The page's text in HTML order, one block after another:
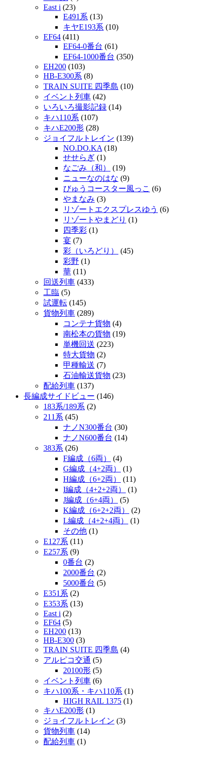
East i (23)
E491系 (13)
キヤE193系 (10)
EF64 (411)
EF64-0番台 (61)
EF64-1000番台 (350)
EH200 (103)
HB-E300系 (8)
TRAIN SUITE 四季島 (10)
イベント列車 (42)
いろいろ撮影記録 (14)
キハ110系 (107)
キハE200形 (28)
ジョイフルトレイン (139)
NO.DO.KA (18)
せせらぎ (1)
なごみ（和）
(19)
ニューなのはな (9)
びゅうコースター風っこ (6)
やまなみ (3)
リゾートエクスプレスゆう (6)
リゾートやまどり (1)
四季彩 (1)
宴 (7)
彩（いろどり）
(45)
彩野 (1)
華 (11)
回送列車 (433)
工臨 (5)
試運転 (145)
貨物列車 (289)
コンテナ貨物 (4)
南松本の貨物 (19)
単機回送 (223)
特大貨物 (2)
甲種輸送 (7)
石油輸送貨物 (23)
配給列車 (137)
長編成サイドビュー (146)
183系/189系 (2)
211系 (45)
ナノN300番台 (30)
ナノN600番台 (14)
383系 (26)
F編成（6両）
(4)
G編成（4+2両）
(1)
H編成（6+2両）
(11)
I編成（4+2+2両）
(1)
J編成（6+4両）
(5)
K編成（6+2+2両）
(2)
L編成（4+2+4両）
(1)
その他 (1)
E127系 (11)
E257系 (9)
0番台 (2)
2000番台 (2)
5000番台 (5)
E351系 (2)
E353系 (13)
East i (2)
EF64 (5)
EH200 (13)
HB-E300 (3)
TRAIN SUITE 四季島 (4)
アルピコ交通 (5)
20100形 (5)
イベント列車 (6)
キハ100系・キハ110系 (1)
HIGH RAIL 1375 (1)
キハE200形 (1)
ジョイフルトレイン (3)
貨物列車 (14)
配給列車 (1)